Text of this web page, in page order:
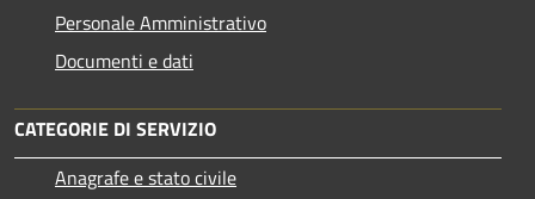
Personale Amministrativo
Documenti e dati
CATEGORIE DI SERVIZIO
Anagrafe e stato civile